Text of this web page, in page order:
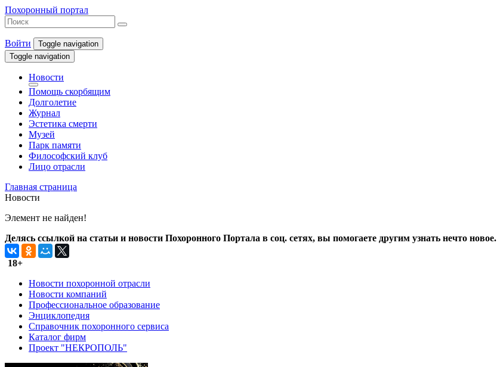
Похоронный портал
Войти
Toggle navigation
Toggle navigation
Новости
Помощь скорбящим
Долголетие
Журнал
Эстетика смерти
Музей
Парк памяти
Философский клуб
Лицо отрасли
Главная страница
Новости
Элемент не найден!
Делясь ссылкой на статьи и новости Похоронного Портала в соц. сетях, вы помогаете другим узнать нечто новое.
18+
Новости похоронной отрасли
Новости компаний
Профессиональное образование
Энциклопедия
Справочник похоронного сервиса
Каталог фирм
Проект "НЕКРОПОЛЬ"